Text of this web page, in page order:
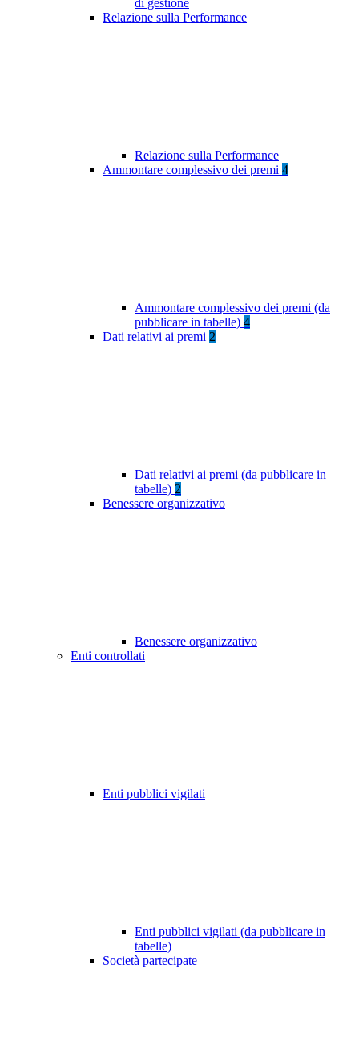
di gestione
Relazione sulla Performance
Relazione sulla Performance
Ammontare complessivo dei premi 4
Ammontare complessivo dei premi (da
pubblicare in tabelle) 4
Dati relativi ai premi 2
Dati relativi ai premi (da pubblicare in
tabelle) 2
Benessere organizzativo
Benessere organizzativo
Enti controllati
Enti pubblici vigilati
Enti pubblici vigilati (da pubblicare in
tabelle)
Società partecipate